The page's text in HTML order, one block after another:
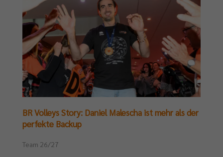
BR Volleys Story: Daniel Malescha ist mehr als der
perfekte Backup
Team 26/27